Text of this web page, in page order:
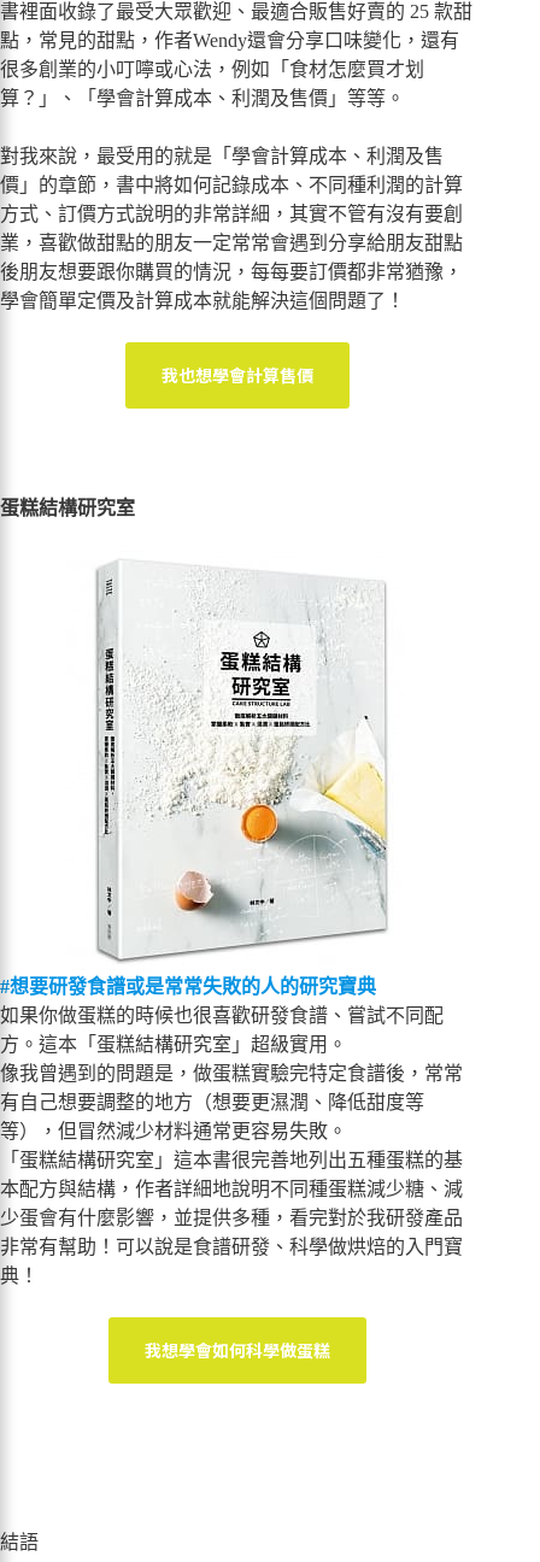
書裡面收錄了最受大眾歡迎、最適合販售好賣的 25 款甜
點，常見的甜點，作者Wendy還會分享口味變化，還有
很多創業的小叮嚀或心法，例如「食材怎麼買才划
算？」、「學會計算成本、利潤及售價」等等。
對我來說，最受用的就是「學會計算成本、利潤及售
價」的章節，書中將如何記錄成本、不同種利潤的計算
方式、訂價方式說明的非常詳細，其實不管有沒有要創
業，喜歡做甜點的朋友一定常常會遇到分享給朋友甜點
後朋友想要跟你購買的情況，每每要訂價都非常猶豫，
學會簡單定價及計算成本就能解決這個問題了！
我也想學會計算售價
蛋糕結構研究室
#想要研發食譜或是常常失敗的人的研究寶典
如果你做蛋糕的時候也很喜歡研發食譜、嘗試不同配
方。這本「蛋糕結構研究室」超級實用。
像我曾遇到的問題是，做蛋糕實驗完特定食譜後，常常
有自己想要調整的地方（想要更濕潤、降低甜度等
等），但冒然減少材料通常更容易失敗。
「蛋糕結構研究室」這本書很完善地列出五種蛋糕的基
本配方與結構，作者詳細地說明不同種蛋糕減少糖、減
少蛋會有什麼影響，並提供多種，看完對於我研發產品
非常有幫助！可以說是食譜研發、科學做烘焙的入門寶
典！
我想學會如何科學做蛋糕
結語